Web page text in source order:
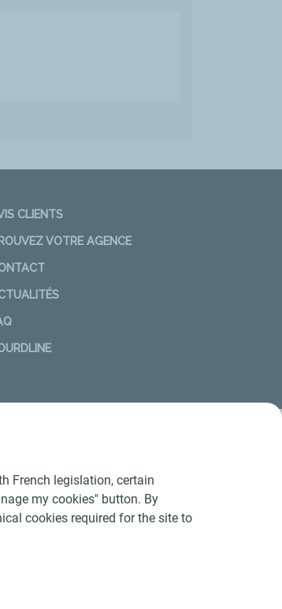
CLIENTS
VOTRE AGENCE
French legislation, certain
my cookies" button. By
cookies required for the site to